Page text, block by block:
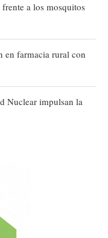
a los mosquitos
en farmacia rural con
Nuclear impulsan la